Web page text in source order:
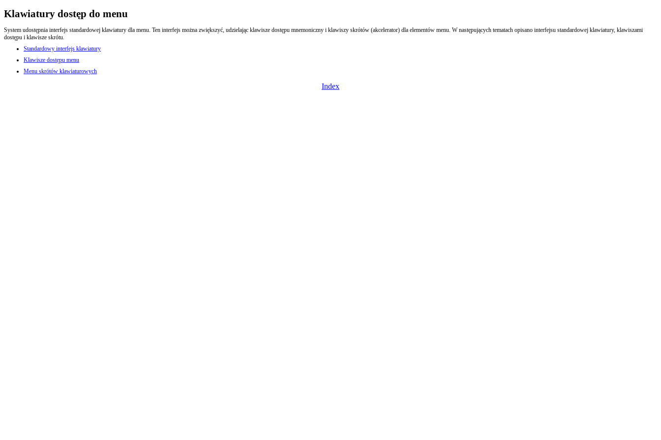
Klawiatury dostęp do menu
System udostępnia interfejs standardowej klawiatury dla menu. Ten interfejs można zwiększyć, udzielając klawisze dostępu mnemoniczny i klawiszy skrótów (akcelerator) dla elementów menu. W następujących tematach opisano interfejsu standardowej klawiatury, klawiszami
dostępu i klawisze skrótu.
Standardowy interfejs klawiatury
Klawisze dostępu menu
Menu skrótów klawiaturowych
Index